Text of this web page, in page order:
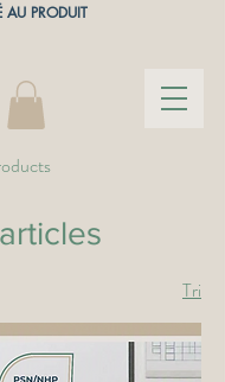
AU PRODUIT
Tri